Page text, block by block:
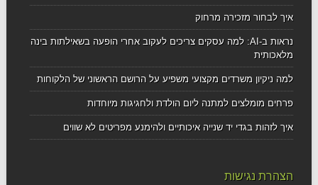
איך לבחור מזכירה מרחוק
נראות ב-AI: למה עסקים צריכים לעקוב אחרי הופעה בשאילתות בינה
מלאכותית
למה ניקיון משרדים מקצועי משפיע על הרושם הראשוני של הלקוחות
פרחים מומלצים למתנה ליום הולדת ולחגיגות מיוחדות
איך לזהות בגדי יד שנייה איכותיים ולהימנע מפריטים לא שווים
הצהרת נגישות